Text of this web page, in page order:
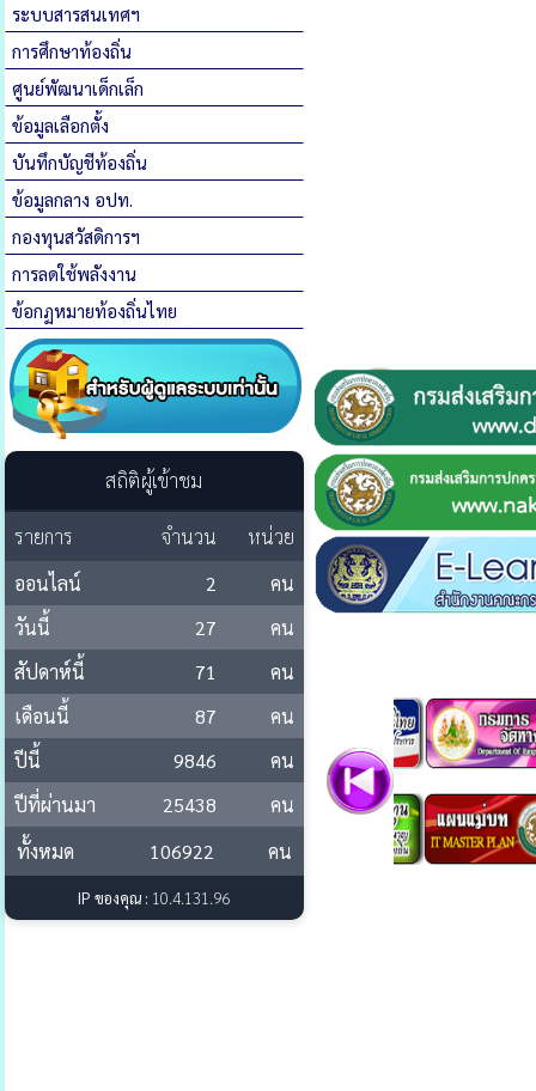
ระบบสารสนเทศฯ
การศึกษาท้องถิ่น
ศูนย์พัฒนาเด็กเล็ก
ข้อมูลเลือกตั้ง
บันทึกบัญชีท้องถิ่น
ข้อมูลกลาง อปท.
กองทุนสวัสดิการฯ
การลดใช้พลังงาน
ข้อกฏหมายท้องถิ่นไทย
สถิติผู้เข้าชม
รายการ จำนวน
หน่วย
ออนไลน์
2
คน
วันนี้
27
คน
สัปดาห์นี้
71
คน
เดือนนี้
87
คน
ปีนี้
9846
คน
ปีที่ผ่านมา
25438
คน
ทั้งหมด
106922 คน
IP ของคุณ : 10.4.131.96